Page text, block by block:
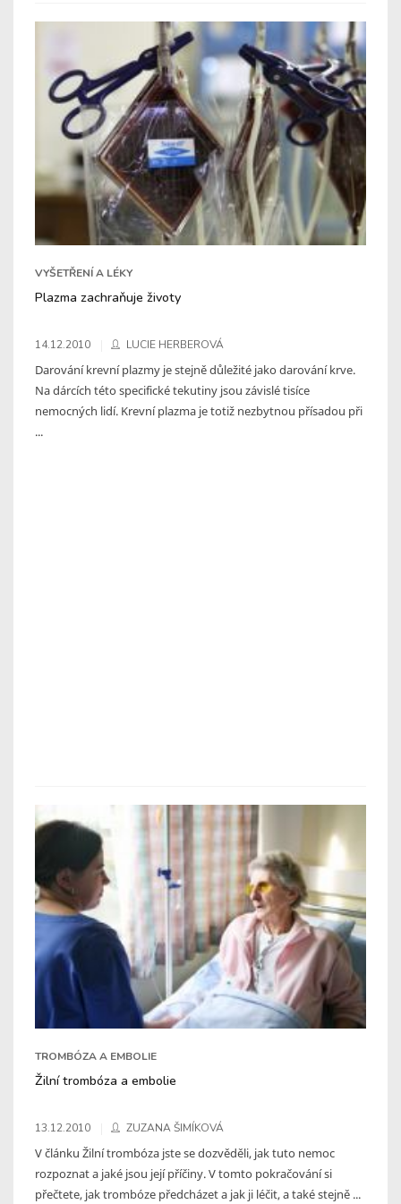
VYŠETŘENÍ A LÉKY
Plazma zachraňuje životy
14.12.2010 LUCIE HERBEROVÁ
Darování krevní plazmy je stejně důležité jako darování krve.
Na dárcích této specifické tekutiny jsou závislé tisíce
nemocných lidí. Krevní plazma je totiž nezbytnou přísadou při
...
TROMBÓZA A EMBOLIE
Žilní trombóza a embolie
13.12.2010 ZUZANA ŠIMÍKOVÁ
V článku Žilní trombóza jste se dozvěděli, jak tuto nemoc
rozpoznat a jaké jsou její příčiny. V tomto pokračování si
přečtete, jak trombóze předcházet a jak ji léčit, a také stejně ...